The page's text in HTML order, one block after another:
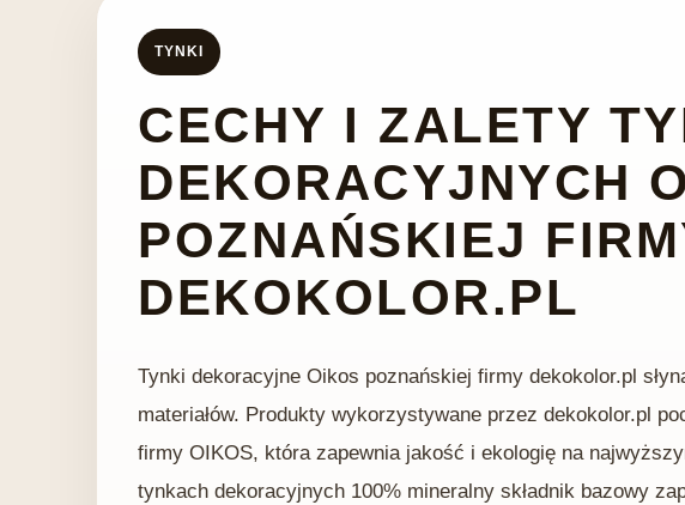
TYNKI
CECHY I ZALETY
DEKORACYJNYCH
POZNAŃSKIEJ
DEKOKOLOR.PL
Tynki dekoracyjne Oikos poznańskiej firmy dekokolor.pl
materiałów. Produkty wykorzystywane przez dekokolor.pl
firmy OIKOS, która zapewnia jakość i ekologię na
tynkach dekoracyjnych 100% mineralny składnik bazowy